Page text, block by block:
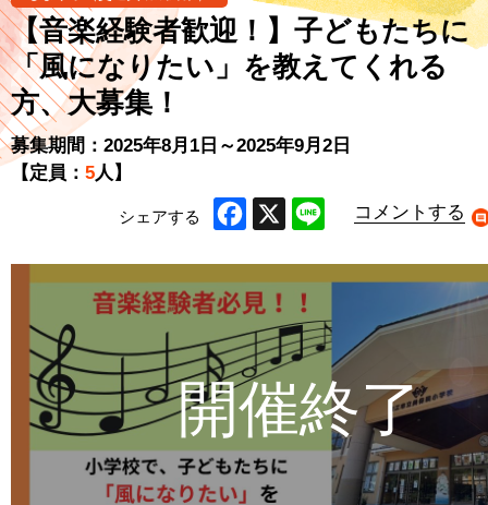
【音楽経験者歓迎！】子どもたちに
「風になりたい」を教えてくれる
方、大募集！
募集期間：2025年8月1日～2025年9月2日
【定員： 5人】
シェアする
コメントする